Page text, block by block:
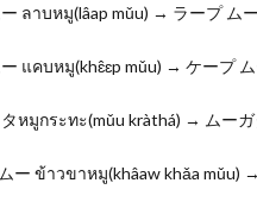
ลาบหมู(lâap mǔu) → ラープ ム
แคบหมู(khɛ̂ɛp mǔu) → ケープ
タหมูกระทะ(mǔu kràthá) → ムー
ー ข้าวขาหมู(khâaw khǎa mǔu)